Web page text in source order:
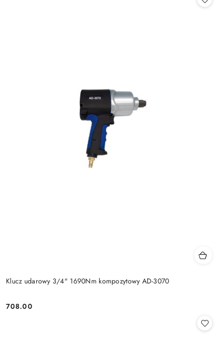
Klucz udarowy 3/4" 1690Nm kompozytowy AD-3070
Cena:
708.00